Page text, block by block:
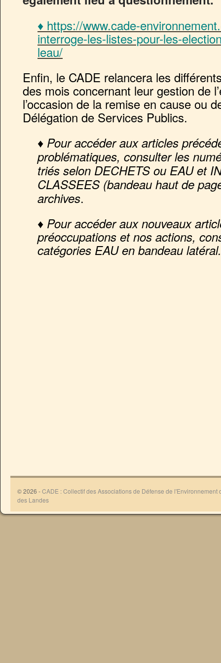
♦ https://www.cade-
interroge-les-listes-pour-les-
leau/
Enfin, le CADE relancera les
des mois concernant leur gestion de
l’occasion de la remise en cause ou
Délégation de Services Publics.
♦ Pour accéder aux articles
problématiques, consulter les
triés selon DECHETS ou EAU et
CLASSEES (bandeau haut de
archives.
♦ Pour accéder aux nouveaux
préoccupations et nos actions,
catégories EAU en bandeau latéral.
© 2026 -CADE : Collectif des Associations de Défense de l'Environnement
des Landes